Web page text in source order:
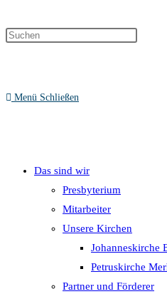
umschalten
Menü Schließen
Das sind wir
Presbyterium
Mitarbeiter
Unsere Kirchen
Johanneskirche
Petruskirche
Partner und Förderer